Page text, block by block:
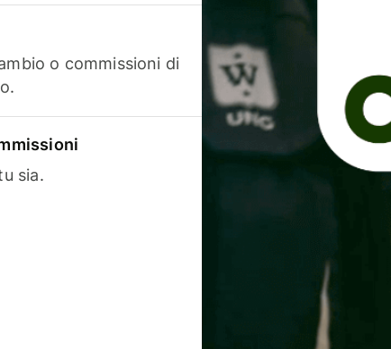
o commissioni di
sia.